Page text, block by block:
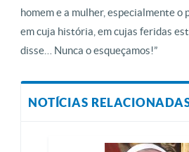
homem e a mulher, especialmente o
em cuja história, em cujas feridas
disse… Nunca o esqueçamos!”
NOTÍCIAS